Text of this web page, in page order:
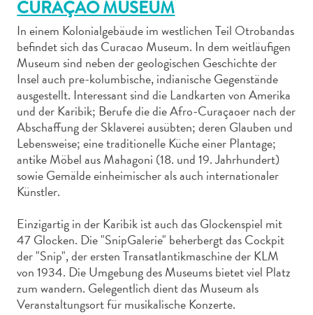
Abenteuer
Land
andere
Einkaufsviertel
Essen
und
Kunst
und
Mietwagen
Museen
CURAÇAO MUSEUM
In einem Kolonialgebäude im westlichen Teil Otrobandas
befindet sich das Curacao Museum. In dem weitläufigen
Museum sind neben der geologischen Geschichte der
Insel auch pre-kolumbische, indianische Gegenstände
ausgestellt. Interessant sind die Landkarten von Amerika
und der Karibik; Berufe die die Afro-Curaçaoer nach der
Abschaffung der Sklaverei ausübten; deren Glauben und
Lebensweise; eine traditionelle Küche einer Plantage;
antike Möbel aus Mahagoni (18. und 19. Jahrhundert)
sowie Gemälde einheimischer als auch internationaler
Künstler.
Einzigartig in der Karibik ist auch das Glockenspiel mit
47 Glocken. Die "SnipGalerie" beherbergt das Cockpit
der "Snip", der ersten Transatlantikmaschine der KLM
von 1934. Die Umgebung des Museums bietet viel Platz
zum wandern. Gelegentlich dient das Museum als
Veranstaltungsort für musikalische Konzerte.